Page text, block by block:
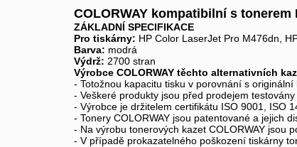
COLORWAY kompatibilní s tonerem
ZÁKLADNÍ SPECIFIKACE
Pro tiskárny: HP Color LaserJet Pro M476dn,
Barva: modrá
Výdrž: 2700 stran
Výrobce COLORWAY těchto alternativních
- Totožnou kapacitu tisku v porovnání s
- Veškeré produkty jsou před prodejem
- Výrobce je držitelem certifikátu ISO 9001, ISO
- Tonery COLORWAY jsou patentované a jejich
- Na výrobu tonerových kazet COLORWAY jsou
- V případě prokazatelného poškození tiskárny